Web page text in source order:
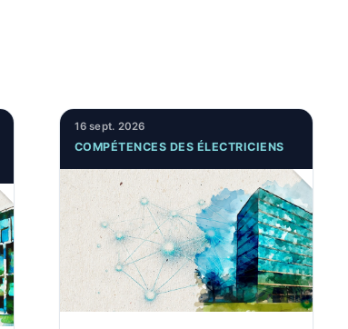
16 sept. 2026
COMPÉTENCES DES ÉLECTRICIENS